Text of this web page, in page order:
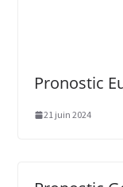
Pronostic
21 juin 2024